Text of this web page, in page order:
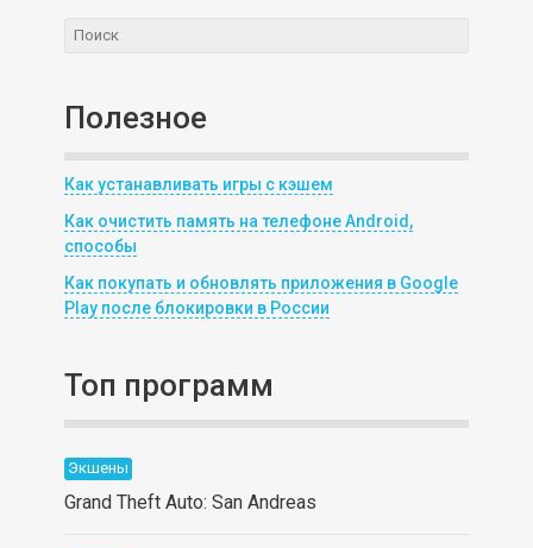
Полезное
Как устанавливать игры с кэшем
Как очистить память на телефоне Android,
способы
Как покупать и обновлять приложения в Google
Play после блокировки в России
Топ программ
Экшены
Grand Theft Auto: San Andreas